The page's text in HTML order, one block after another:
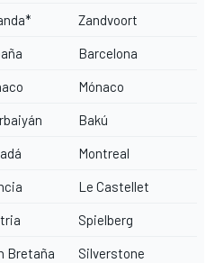
Zandvoort
Barcelona
Mónaco
Bakú
Montreal
Le Castellet
Spielberg
Bretaña Silverstone